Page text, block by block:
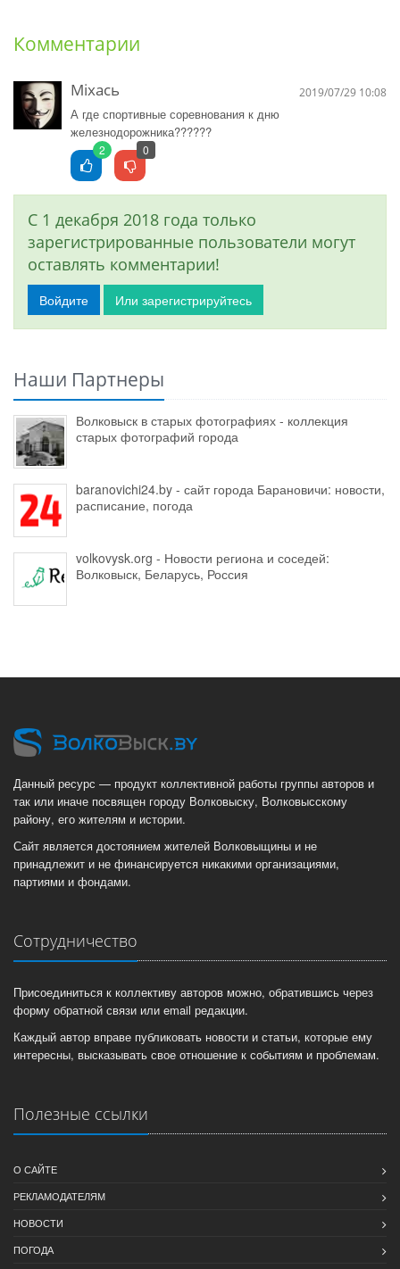
Комментарии
Мiхась 2019/07/29 10:08
А где спортивные соревнования к дню
железнодорожника??????
2 0
С 1 декабря 2018 года только
зарегистрированные пользователи могут
оставлять комментарии!
Войдите Или зарегистрируйтесь
Наши Партнеры
Волковыск в старых фотографиях - коллекция
старых фотографий города
baranovichi24.by - сайт города Барановичи: новости,
расписание, погода
volkovysk.org - Новости региона и соседей:
Волковыск, Беларусь, Россия
Данный ресурс — продукт коллективной работы группы авторов и
так или иначе посвящен городу Волковыску, Волковысскому
району, его жителям и истории.
Сайт является достоянием жителей Волковыщины и не
принадлежит и не финансируется никакими организациями,
партиями и фондами.
Сотрудничество
Присоединиться к коллективу авторов можно, обратившись через
форму обратной связи или email редакции.
Каждый автор вправе публиковать новости и статьи, которые ему
интересны, высказывать свое отношение к событиям и проблемам.
Полезные ссылки
О САЙТЕ
РЕКЛАМОДАТЕЛЯМ
НОВОСТИ
ПОГОДА